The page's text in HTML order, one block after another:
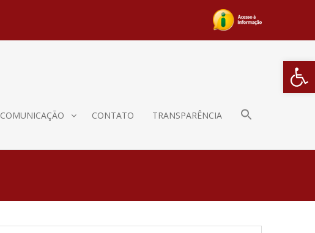
Barra de
COMUNICAÇÃO CONTATO TRANSPARÊNCIA